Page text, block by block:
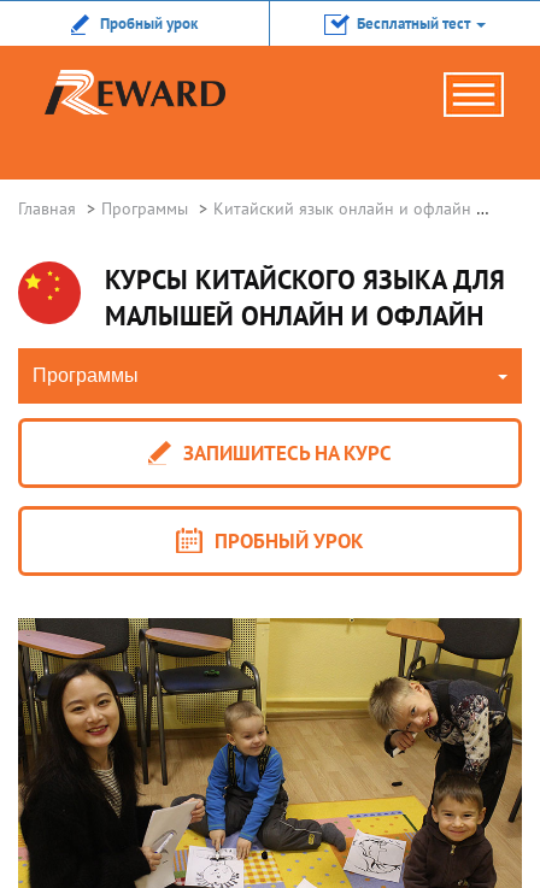
Пробный урок Бесплатный тест
Главная Программы Китайский язык онлайн и офлайн
КУРСЫ КИТАЙСКОГО ЯЗЫКА ДЛЯ
МАЛЫШЕЙ ОНЛАЙН И ОФЛАЙН
Программы
ЗАПИШИТЕСЬ НА КУРС
ПРОБНЫЙ УРОК